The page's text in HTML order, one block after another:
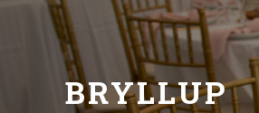
BRYLLUP